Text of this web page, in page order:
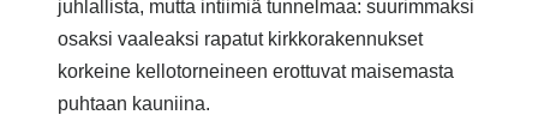
juhlallista, mutta intiimiä tunnelmaa: suurimmaksi
osaksi vaaleaksi rapatut kirkkorakennukset
korkeine kellotorneineen erottuvat maisemasta
puhtaan kauniina.